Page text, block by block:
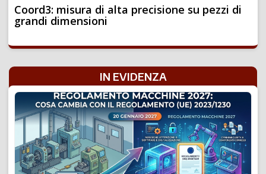
Coord3: misura di alta precisione su pezzi di
grandi dimensioni
IN EVIDENZA